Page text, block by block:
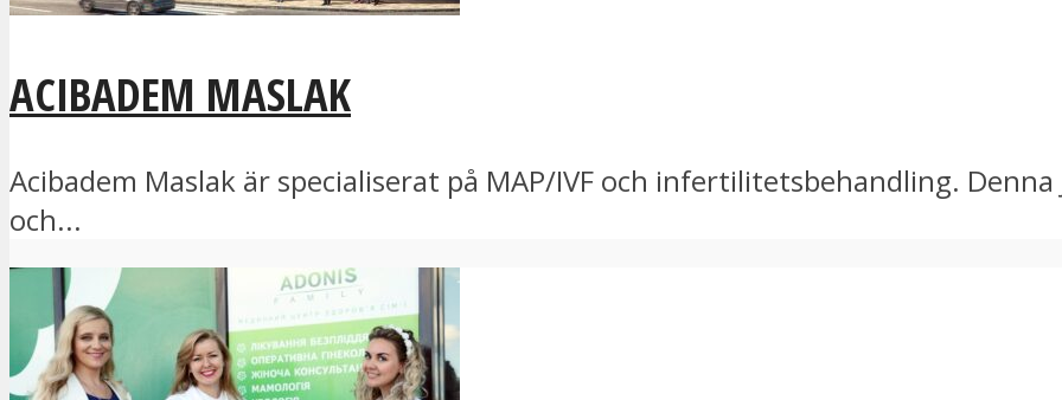
ACIBADEM MASLAK
Acibadem Maslak är specialiserat på MAP/IVF och infertilitetsbehandling.
och...